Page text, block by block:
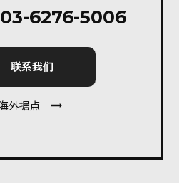
03-6276-5006
联系我们
外据点